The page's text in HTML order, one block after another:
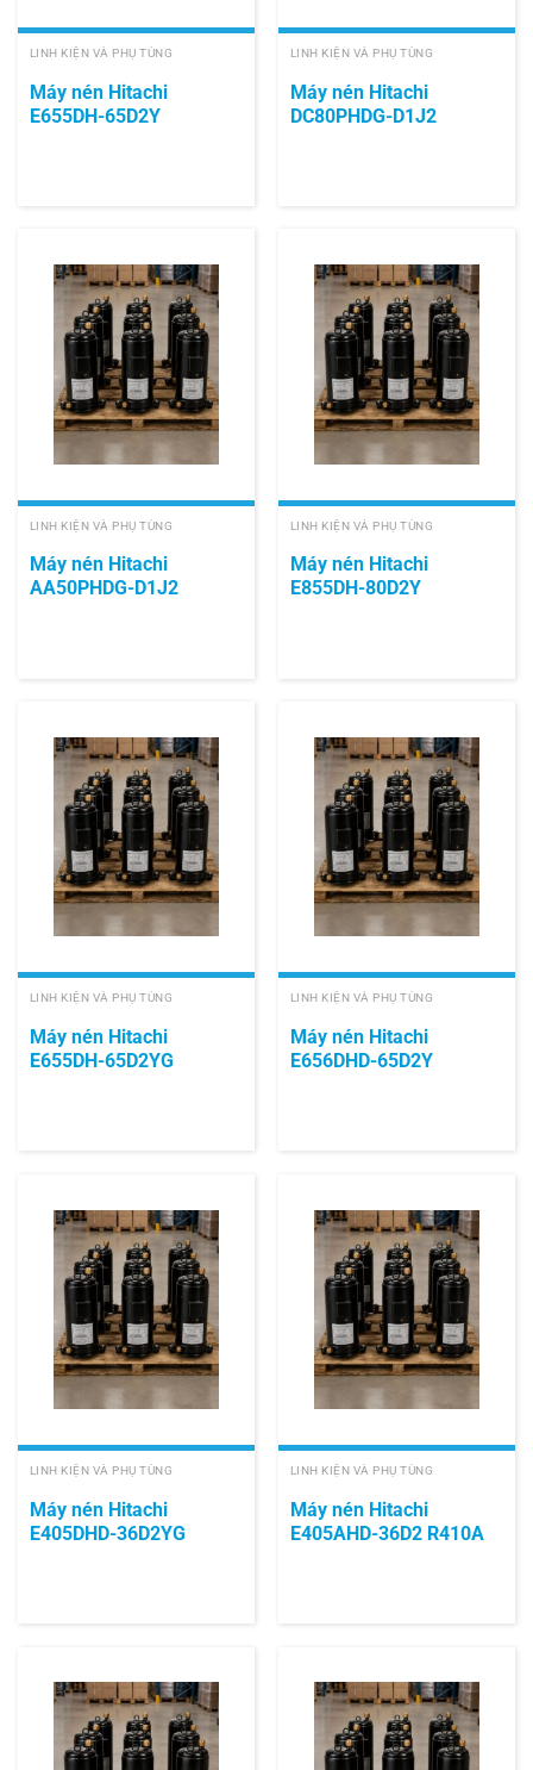
LINH KIỆN VÀ PHỤ TÙNG
Máy nén Hitachi
E655DH-65D2Y
LINH KIỆN VÀ PHỤ TÙNG
Máy nén Hitachi
DC80PHDG-D1J2
LINH KIỆN VÀ PHỤ TÙNG
Máy nén Hitachi
AA50PHDG-D1J2
LINH KIỆN VÀ PHỤ TÙNG
Máy nén Hitachi
E855DH-80D2Y
LINH KIỆN VÀ PHỤ TÙNG
Máy nén Hitachi
E655DH-65D2YG
LINH KIỆN VÀ PHỤ TÙNG
Máy nén Hitachi
E656DHD-65D2Y
LINH KIỆN VÀ PHỤ TÙNG
Máy nén Hitachi
E405DHD-36D2YG
LINH KIỆN VÀ PHỤ TÙNG
Máy nén Hitachi
E405AHD-36D2 R410A